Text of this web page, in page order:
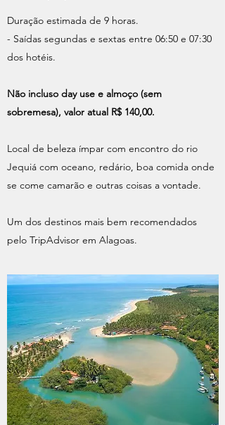
Duração estimada de 9 horas.
- Saídas segundas e sextas entre 06:50 e 07:30
dos hotéis.
Não incluso day use e almoço (sem
sobremesa), valor atual R$ 140,00.
Local de beleza ímpar com encontro do rio
Jequiá com oceano, redário, boa comida onde
se come camarão e outras coisas a vontade.
Um dos destinos mais bem recomendados
pelo TripAdvisor em Alagoas.